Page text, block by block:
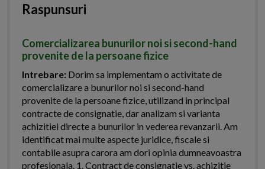
Raspunsuri
Comercializarea bunurilor noi si second-hand
provenite de la persoane fizice
Intrebare: Dorim sa implementam o activitate de
comercializare a bunurilor noi si second-hand
provenite de la persoane fizice, utilizand in principal
contracte de consignatie, dar analizam si varianta
achizitiei directe a bunurilor in vederea revanzarii. Am
identificat mai multe aspecte juridice, fiscale si
contabile asupra carora am dori opinia dumneavoastra
profesionala. 1. Contract de consignatie vs. achizitie